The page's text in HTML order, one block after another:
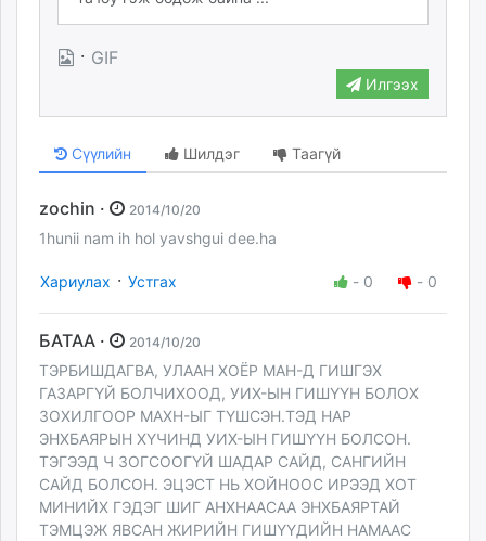
· GIF
Илгээх
Сүүлийн Шилдэг Таагүй
zochin · 2014/10/20
1hunii nam ih hol yavshgui dee.ha
Хариулах · Устгах - 0 - 0
БАТАА · 2014/10/20
ТЭРБИШДАГВА, УЛААН ХОЁР МАН-Д ГИШГЭХ
ГАЗАРГҮЙ БОЛЧИХООД, УИХ-ЫН ГИШҮҮН БОЛОХ
ЗОХИЛГООР МАХН-ЫГ ТҮШСЭН.ТЭД НАР
ЭНХБАЯРЫН ХҮЧИНД УИХ-ЫН ГИШҮҮН БОЛСОН.
ТЭГЭЭД Ч ЗОГСООГҮЙ ШАДАР САЙД, САНГИЙН
САЙД БОЛСОН. ЭЦЭСТ НЬ ХОЙНООС ИРЭЭД ХОТ
МИНИЙХ ГЭДЭГ ШИГ АНХНААСАА ЭНХБАЯРТАЙ
ТЭМЦЭЖ ЯВСАН ЖИРИЙН ГИШҮҮДИЙН НАМААС